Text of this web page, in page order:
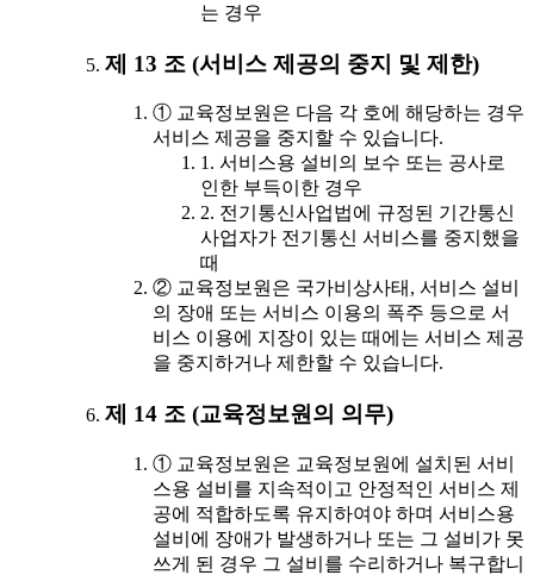
는 경우
제 13 조 (서비스 제공의 중지 및 제한)
① 교육정보원은 다음 각 호에 해당하는 경우
서비스 제공을 중지할 수 있습니다.
1. 서비스용 설비의 보수 또는 공사로
인한 부득이한 경우
2. 전기통신사업법에 규정된 기간통신
사업자가 전기통신 서비스를 중지했을
때
② 교육정보원은 국가비상사태, 서비스 설비
의 장애 또는 서비스 이용의 폭주 등으로 서
비스 이용에 지장이 있는 때에는 서비스 제공
을 중지하거나 제한할 수 있습니다.
제 14 조 (교육정보원의 의무)
① 교육정보원은 교육정보원에 설치된 서비
스용 설비를 지속적이고 안정적인 서비스 제
공에 적합하도록 유지하여야 하며 서비스용
설비에 장애가 발생하거나 또는 그 설비가 못
쓰게 된 경우 그 설비를 수리하거나 복구합니